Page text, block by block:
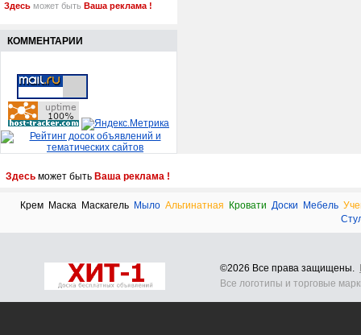
Здесь может быть Ваша реклама !
КОММЕНТАРИИ
Здесь может быть Ваша реклама !
Крем Маска Маскагель Мыло Альгинатная Кровати Доски Мебель
©2026 Все права защищены.
Все логотипы и торговые